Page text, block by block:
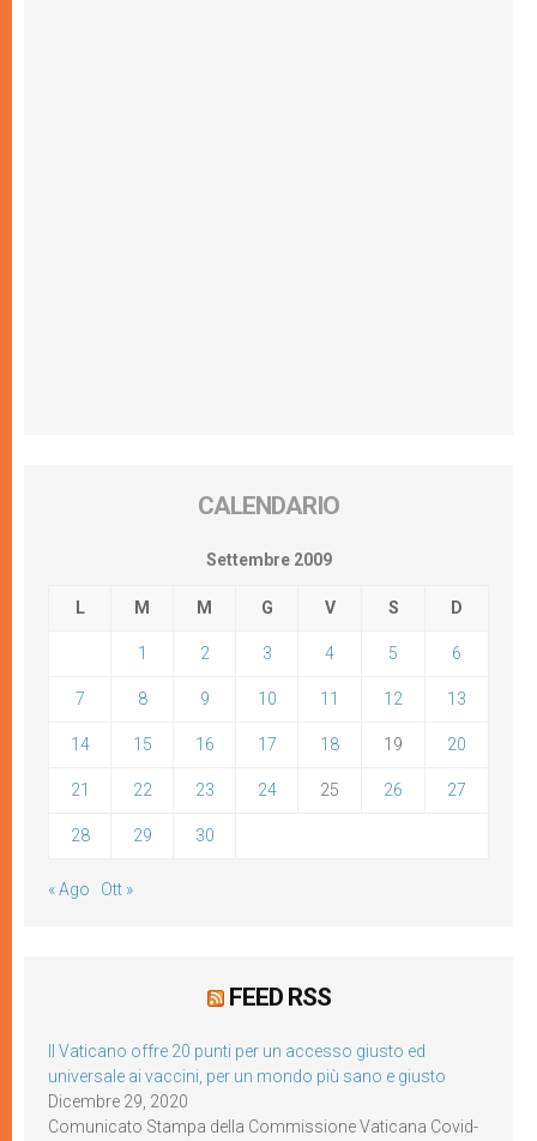
CALENDARIO
Settembre 2009
L M M G V S D
1 2 3 4 5 6
7 8 9 10 11 12 13
14 15 16 17 18 19 20
21 22 23 24 25 26 27
28 29 30
« Ago Ott »
FEED RSS
Il Vaticano offre 20 punti per un accesso giusto ed
universale ai vaccini, per un mondo più sano e giusto
Dicembre 29, 2020
Comunicato Stampa della Commissione Vaticana Covid-